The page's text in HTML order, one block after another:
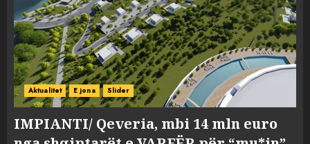
Aktualitet E jona Slider
IMPIANTI/ Qeveria, mbi 14 mln euro